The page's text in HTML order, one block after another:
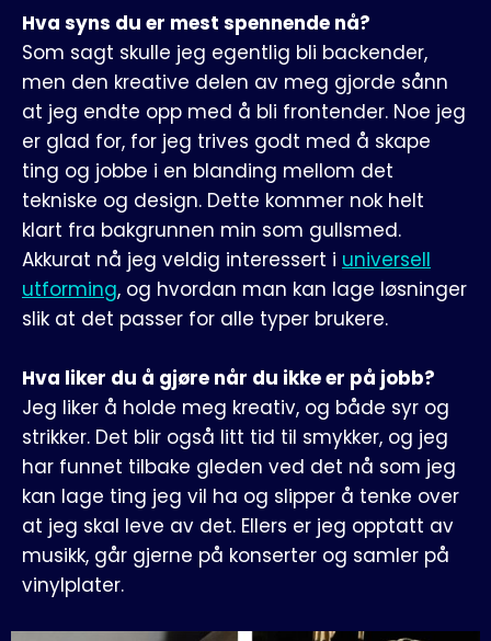
Hva syns du er mest spennende nå?
Som sagt skulle jeg egentlig bli backender,
men den kreative delen av meg gjorde sånn
at jeg endte opp med å bli frontender. Noe jeg
er glad for, for jeg trives godt med å skape
ting og jobbe i en blanding mellom det
tekniske og design. Dette kommer nok helt
klart fra bakgrunnen min som gullsmed.
Akkurat nå jeg veldig interessert i universell
utforming, og hvordan man kan lage løsninger
slik at det passer for alle typer brukere.
Hva liker du å gjøre når du ikke er på jobb?
Jeg liker å holde meg kreativ, og både syr og
strikker. Det blir også litt tid til smykker, og jeg
har funnet tilbake gleden ved det nå som jeg
kan lage ting jeg vil ha og slipper å tenke over
at jeg skal leve av det. Ellers er jeg opptatt av
musikk, går gjerne på konserter og samler på
vinylplater.